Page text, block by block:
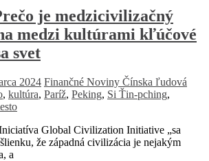
je medzicivilizačný
medzi kultúrami kľúčové
svet
2024 Finančné Noviny Čínska ľudová
, kultúra, Paríž, Peking, Si Ťin-pching,
Global Civilization Initiative „sa
že západná civilizácia je nejakým
a